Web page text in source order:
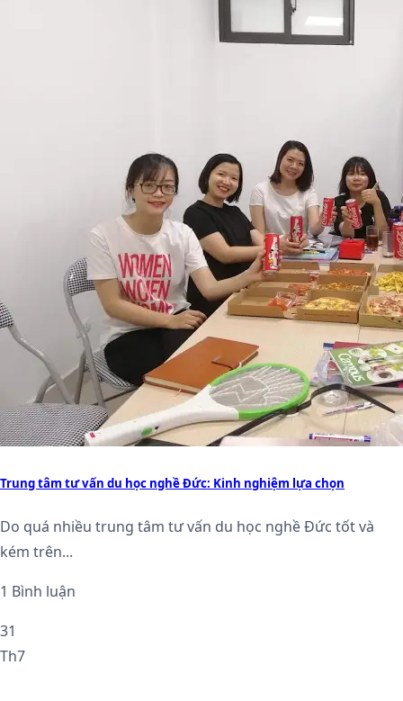
Trung tâm tư vấn du học nghề Đức: Kinh nghiệm lựa chọn
Do quá nhiều trung tâm tư vấn du học nghề Đức tốt và
kém trên...
1 Bình luận
31
Th7